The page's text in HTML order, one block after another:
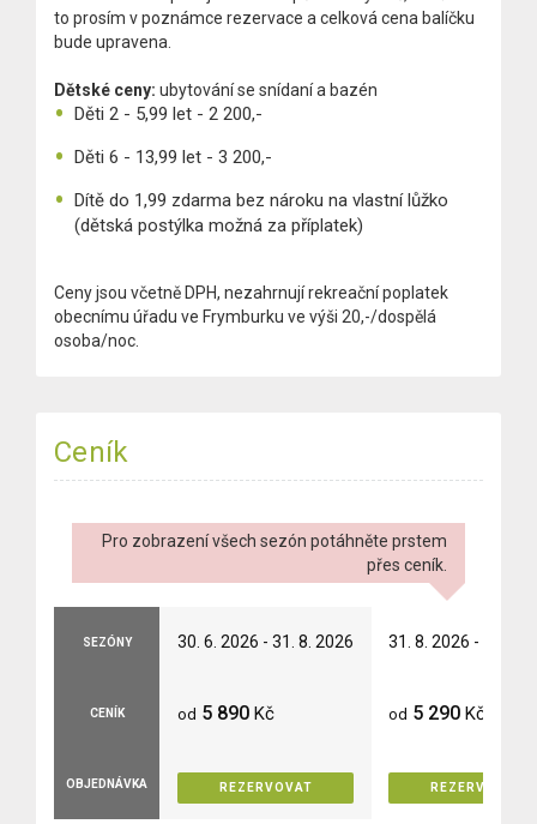
to prosím v poznámce rezervace a celková cena balíčku
bude upravena.
Dětské ceny: ubytování se snídaní a bazén
Děti 2 - 5,99 let - 2 200,-
Děti 6 - 13,99 let - 3 200,-
Dítě do 1,99 zdarma bez nároku na vlastní lůžko
(dětská postýlka možná za příplatek)
Ceny jsou včetně DPH, nezahrnují rekreační poplatek
obecnímu úřadu ve Frymburku ve výši 20,-/dospělá
osoba/noc.
Ceník
Pro zobrazení všech sezón potáhněte prstem
přes ceník.
SEZÓNY
CENÍK
OBJEDNÁVKA
30. 6. 2026 - 31. 8. 2026
od 5 890 Kč
REZERVOVAT
31. 8. 2026 - 30. 9.
od 5 290 Kč
REZERVOVAT